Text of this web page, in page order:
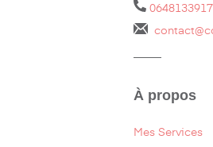
0648133917
À propos
Mes Services